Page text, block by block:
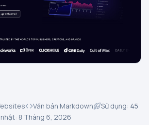
Văn bản Markdown Sử dụng: 45
8 Tháng 6, 2026